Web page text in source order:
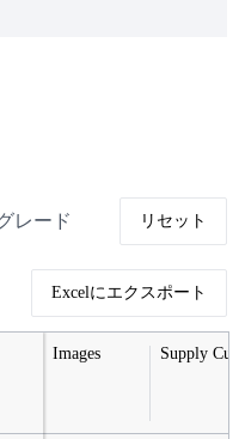
レード リセット
Excelにエクスポート
Images Supply